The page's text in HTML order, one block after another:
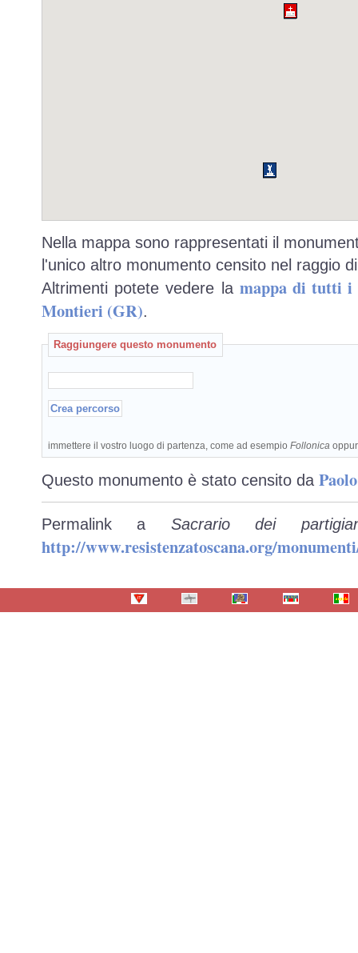
Nella mappa sono rappresentati il
l'unico altro monumento censito nel raggio
Altrimenti potete vedere la mappa di tutti i
Montieri (GR).
Raggiungere questo monumento
immettere il vostro luogo di partenza, come ad esempio Follonica
Questo monumento è stato censito da
Permalink a Sacrario dei
http://www.resistenzatoscana.org/